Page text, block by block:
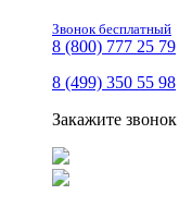
Звонок бесплатный
8 (800) 777 25 79
8 (499) 350 55 98
Закажите звонок